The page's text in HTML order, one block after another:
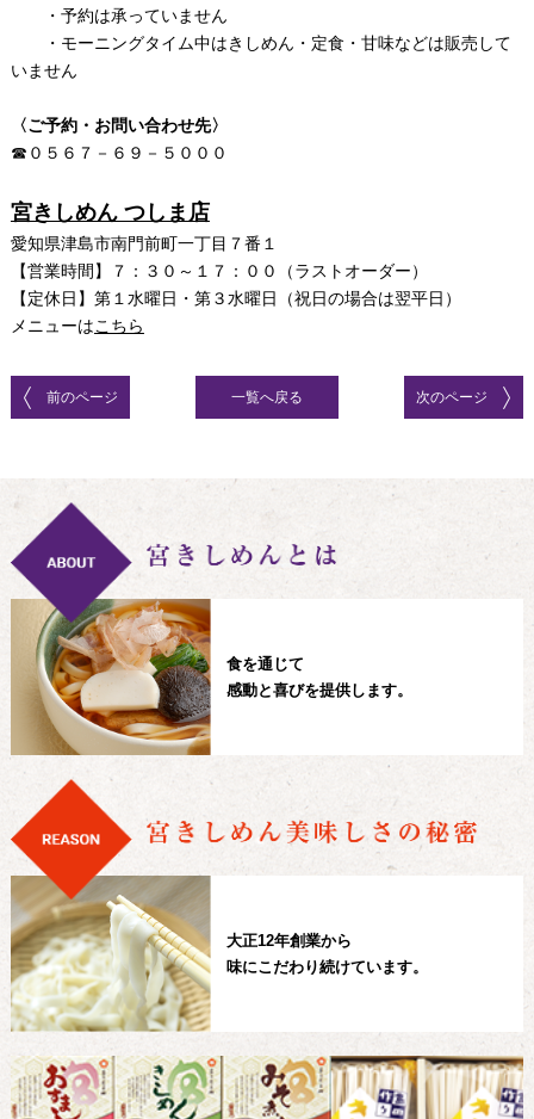
・予約は承っていません
・モーニングタイム中はきしめん・定食・甘味などは販売して
いません
〈ご予約・お問い合わせ先〉
☎０５６７－６９－５０００
宮きしめん つしま店
愛知県津島市南門前町一丁目７番１
【営業時間】７：３０～１７：００（ラストオーダー）
【定休日】第１水曜日・第３水曜日（祝日の場合は翌平日）
メニューはこちら
前のページ 一覧へ戻る 次のページ
食を通じて
感動と喜びを提供します。
大正12年創業から
味にこだわり続けています。